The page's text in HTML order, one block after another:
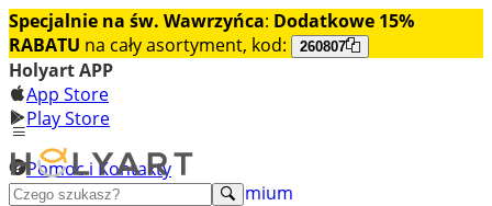
Specjalnie na św. Wawrzyńca: Dodatkowe 15%
RABATU na cały asortyment, kod: 260807
Holyart APP
App Store
Play Store
Pomoc i Kontakty
+48 222 922 860
Odkryj premium